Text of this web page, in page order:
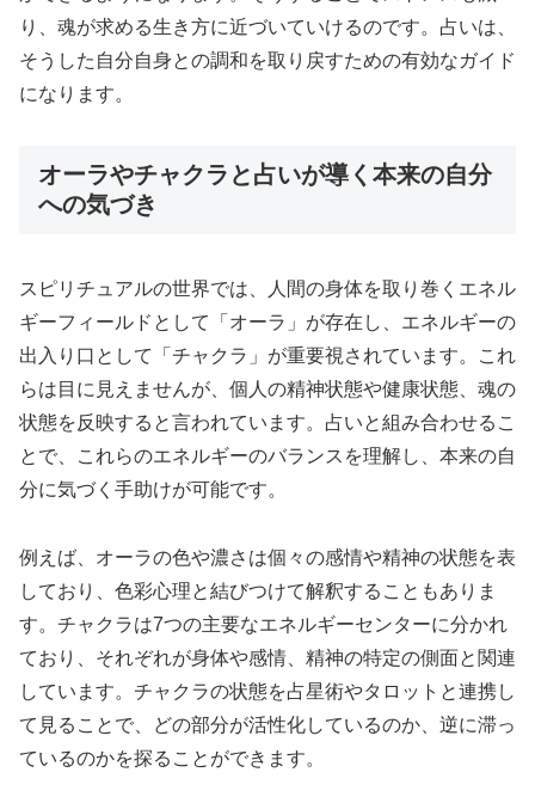
り、魂が求める生き方に近づいていけるのです。占いは、
そうした自分自身との調和を取り戻すための有効なガイド
になります。
オーラやチャクラと占いが導く本来の自分
への気づき
スピリチュアルの世界では、人間の身体を取り巻くエネル
ギーフィールドとして「オーラ」が存在し、エネルギーの
出入り口として「チャクラ」が重要視されています。これ
らは目に見えませんが、個人の精神状態や健康状態、魂の
状態を反映すると言われています。占いと組み合わせるこ
とで、これらのエネルギーのバランスを理解し、本来の自
分に気づく手助けが可能です。
例えば、オーラの色や濃さは個々の感情や精神の状態を表
しており、色彩心理と結びつけて解釈することもありま
す。チャクラは7つの主要なエネルギーセンターに分かれ
ており、それぞれが身体や感情、精神の特定の側面と関連
しています。チャクラの状態を占星術やタロットと連携し
て見ることで、どの部分が活性化しているのか、逆に滞っ
ているのかを探ることができます。